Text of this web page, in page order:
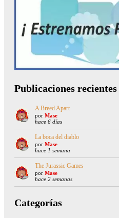
Publicaciones
A Breed Apart
por Mase
hace 6 días
La boca del diablo
por Mase
hace 1 semana
The Jurassic Games
por Mase
hace 2 semanas
Categorías